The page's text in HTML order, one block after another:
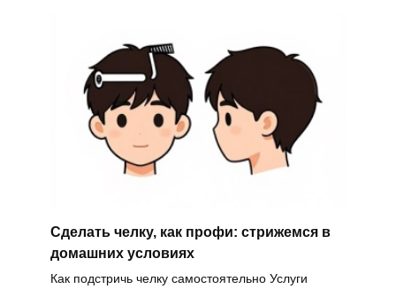
Сделать челку, как профи: стрижемся в
домашних условиях
Как подстричь челку самостоятельно Услуги